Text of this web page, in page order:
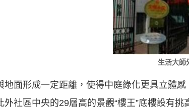
生活大師
地面形成一定距離，使得中庭綠化更具立體
外社區中央的29層高的景觀“樓王”底樓設有